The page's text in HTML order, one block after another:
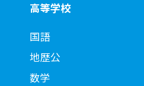
高等学校
国語
地歴公
数学